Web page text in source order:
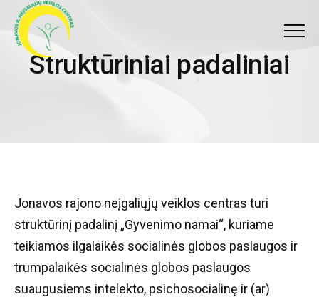
Struktūriniai padaliniai
Struktūriniai padaliniai
Jonavos rajono neįgaliųjų veiklos centras turi
struktūrinį padalinį „Gyvenimo namai“, kuriame
teikiamos ilgalaikės socialinės globos paslaugos ir
trumpalaikės socialinės globos paslaugos
suaugusiems intelekto, psichosocialinę ir (ar)